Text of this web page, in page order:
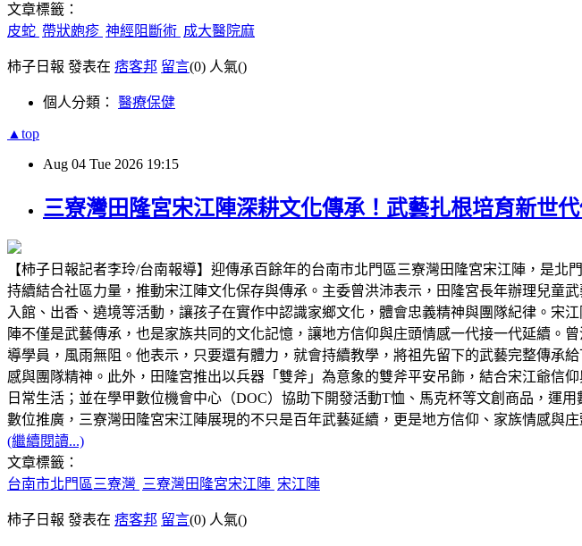
文章標籤：
皮蛇 帶狀皰疹 神經阻斷術 成大醫院麻
柿子日報 發表在 痞客邦 留言(0) 人氣()
個人分類： 醫療保健
▲top
Aug 04 Tue 2026 19:15
三寮灣田隆宮宋江陣深耕文化傳承！武藝扎根培育新世
【柿子日報記者李玲/台南報導】迎傳承百餘年的台南市北門區三寮灣田隆宮宋江陣，是
持續結合社區力量，推動宋江陣文化保存與傳承。主委曾洪沛表示，田隆宮長年辦理兒童
入館、出香、遶境等活動，讓孩子在實作中認識家鄉文化，體會忠義精神與團隊紀律。宋
陣不僅是武藝傳承，也是家族共同的文化記憶，讓地方信仰與庄頭情感一代接一代延續。
導學員，風雨無阻。他表示，只要還有體力，就會持續教學，將祖先留下的武藝完整傳承
感與團隊精神。此外，田隆宮推出以兵器「雙斧」為意象的雙斧平安吊飾，結合宋江爺信
日常生活；並在學甲數位機會中心（DOC）協助下開發活動T恤、馬克杯等文創商品，運
數位推廣，三寮灣田隆宮宋江陣展現的不只是百年武藝延續，更是地方信仰、家族情感與
(繼續閱讀...)
文章標籤：
台南市北門區三寮灣 三寮灣田隆宮宋江陣 宋江陣
柿子日報 發表在 痞客邦 留言(0) 人氣()